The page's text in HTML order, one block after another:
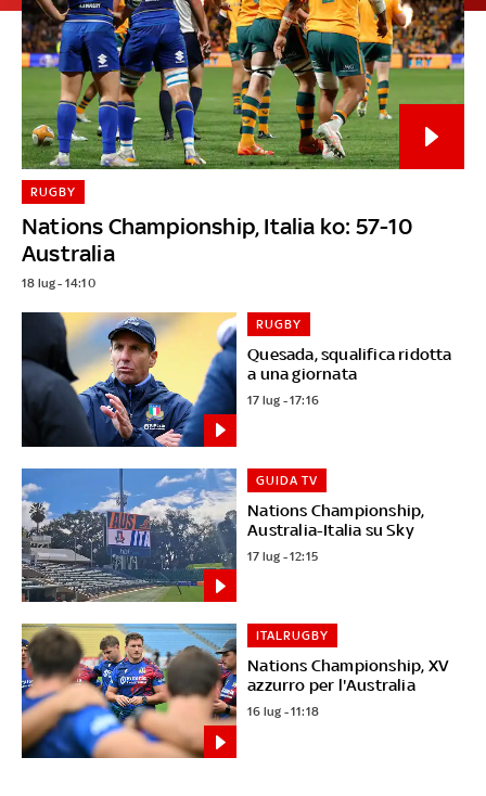
Nations Championship, Italia ko: 57-10
Australia
RUGBY
18 lug - 14:10
Quesada, squalifica ridotta
a una giornata
RUGBY
17 lug - 17:16
Nations Championship,
Australia-Italia su Sky
GUIDA TV
17 lug - 12:15
Nations Championship, XV
azzurro per l'Australia
ITALRUGBY
16 lug - 11:18